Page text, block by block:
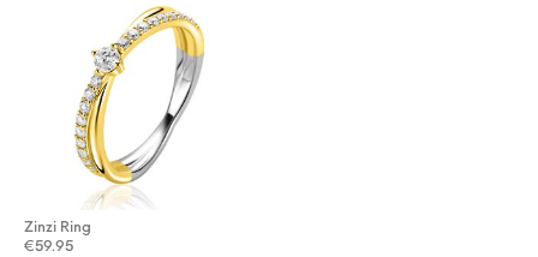
Zinzi Ring
€59.95